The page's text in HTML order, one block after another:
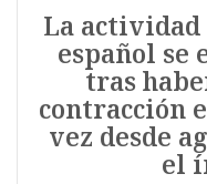
La
español se
tras
contracción
vez desde
el